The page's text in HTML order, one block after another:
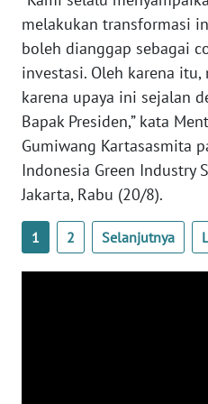
melakukan transformasi
boleh dianggap sebagai
investasi. Oleh karena
karena upaya ini sejalan
Bapak Presiden,” kata
Gumiwang Kartasasmita
Indonesia Green Industry
Jakarta, Rabu (20/8).
1 2 Selanjutnya
WN
BABEL
WN
SUMBAR
SUMSEL
WN
BENGKULU